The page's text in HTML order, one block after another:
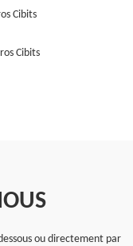
Cibits
Cibits
ou directement par